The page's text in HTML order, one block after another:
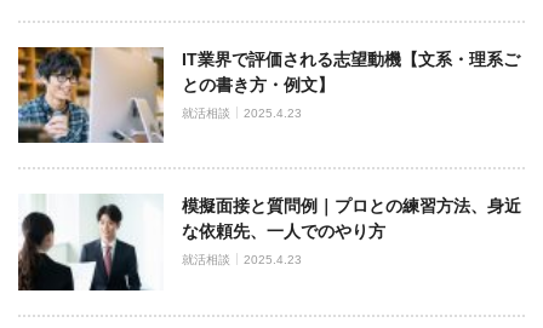
IT業界で評価される志望動機【文系・理系ご
との書き方・例文】
就活相談 2025.4.23
模擬面接と質問例｜プロとの練習方法、身近
な依頼先、一人でのやり方
就活相談 2025.4.23